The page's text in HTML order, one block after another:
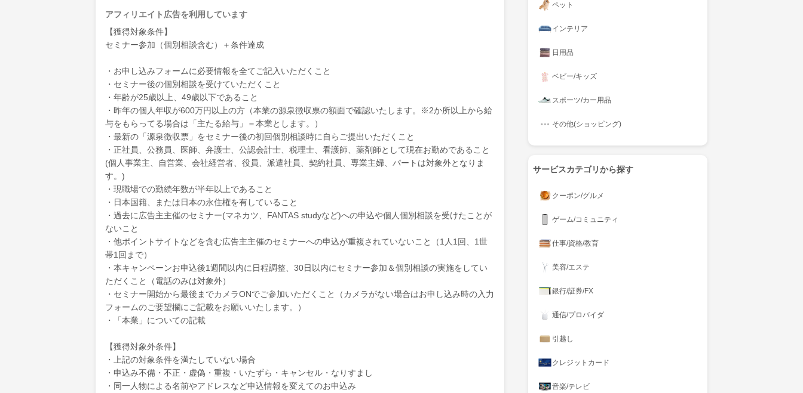
アフィリエイト広告を利用しています
【獲得対象条件】
セミナー参加（個別相談含む）＋条件達成
・お申し込みフォームに必要情報を全てご記入いただくこと
・セミナー後の個別相談を受けていただくこと
・年齢が25歳以上、49歳以下であること
・昨年の個人年収が600万円以上の方（本業の源泉徴収票の額面で確認いたします。※2か所以上から給
与をもらってる場合は「主たる給与」＝本業とします。）
・最新の「源泉徴収票」をセミナー後の初回個別相談時に自らご提出いただくこと
・正社員、公務員、医師、弁護士、公認会計士、税理士、看護師、薬剤師として現在お勤めであること
(個人事業主、自営業、会社経営者、役員、派遣社員、契約社員、専業主婦、パートは対象外となりま
す。)
・現職場での勤続年数が半年以上であること
・日本国籍、または日本の永住権を有していること
・過去に広告主主催のセミナー(マネカツ、FANTAS studyなど)への申込や個人個別相談を受けたことが
ないこと
・他ポイントサイトなどを含む広告主主催のセミナーへの申込が重複されていないこと（1人1回、1世
帯1回まで）
・本キャンペーンお申込後1週間以内に日程調整、30日以内にセミナー参加＆個別相談の実施をしてい
ただくこと（電話のみは対象外）
・セミナー開始から最後までカメラONでご参加いただくこと（カメラがない場合はお申し込み時の入力
フォームのご要望欄にご記載をお願いいたします。）
・「本業」についての記載
【獲得対象外条件】
・上記の対象条件を満たしていない場合
・申込み不備・不正・虚偽・重複・いたずら・キャンセル・なりすまし
・同一人物による名前やアドレスなど申込情報を変えてのお申込み
ペット
インテリア
日用品
ベビー/キッズ
スポーツ/カー用品
その他(ショッピング)
サービスカテゴリから探す
クーポン/グルメ
ゲーム/コミュニティ
仕事/資格/教育
美容/エステ
銀行/証券/FX
通信/プロバイダ
引越し
クレジットカード
音楽/テレビ